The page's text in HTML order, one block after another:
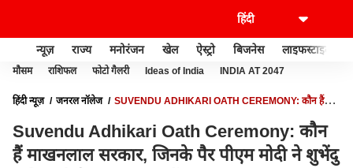
न्यूज़ राज्य मनोरंजन खेल ऐस्ट्रो बिजनेस लाइफस्टाइल
मौसम राशिफल फोटो गैलरी Ideas of India INDIA AT 2047
हिंदी न्यूज़ जनरल नॉलेज
SUVENDU ADHIKARI OATH CEREMONY: कौन हैं
Suvendu Adhikari Oath Ceremony: कौन
हैं माखनलाल सरकार, जिनके पैर पीएम मोदी ने शुभेंदु